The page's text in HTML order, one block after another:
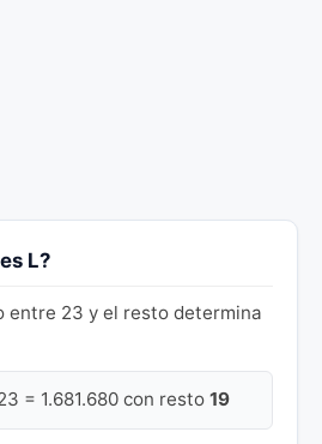
L?
entre 23 y el resto determina
= 1.681.680 con resto 19